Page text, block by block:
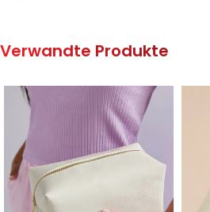
Verwandte Produkte